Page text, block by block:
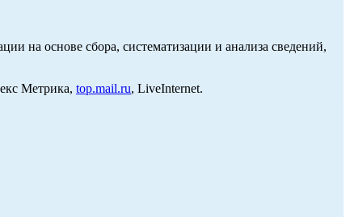
на основе сбора, систематизации и анализа сведений,
Метрика, top.mail.ru, LiveInternet.